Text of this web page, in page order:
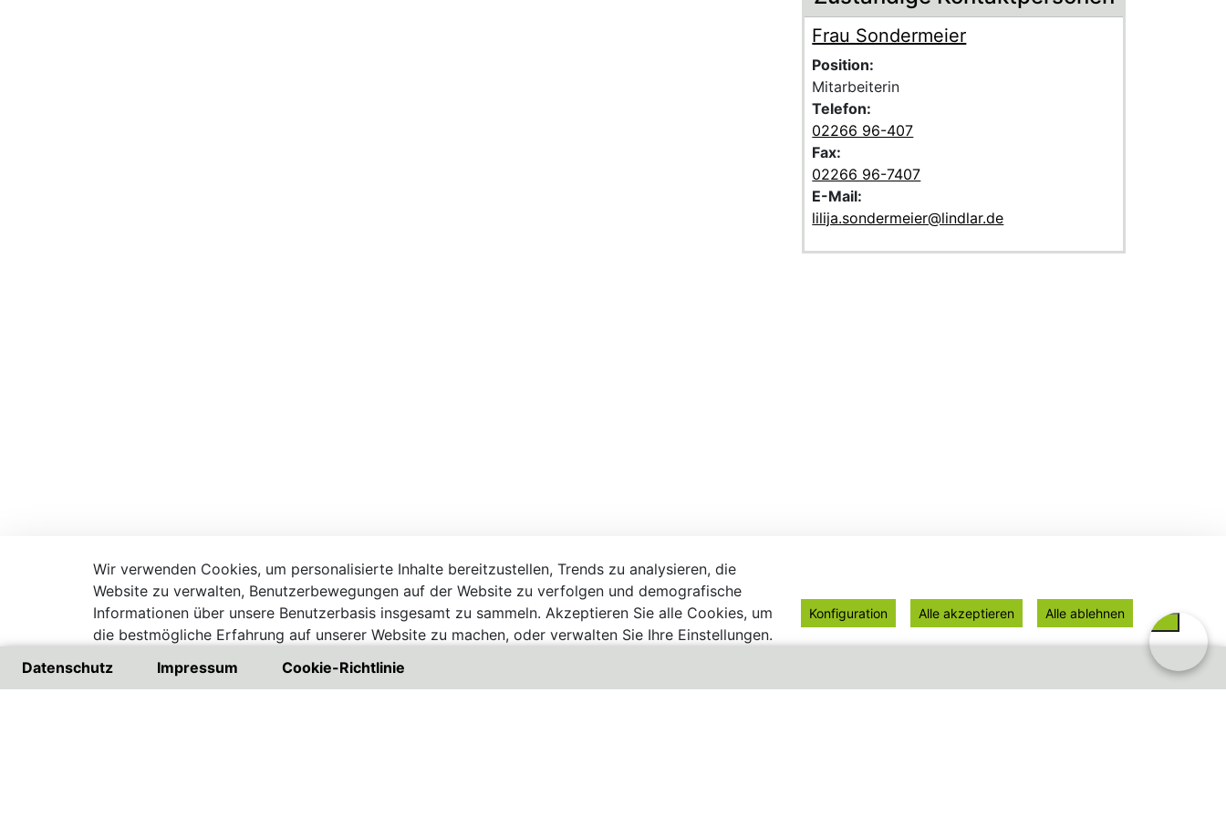
Beschreibung der zuständigen KontaktpersonFrau
Voller Name:
Frau Sondermeier
Position:
Mitarbeiterin
Telefon:
02266 96-407
Fax:
02266 96-7407
E-Mail:
lilija.sondermeier@lindlar.de
Datenschutz Impressum Cookie-Richtlinie
Wir verwenden Cookies, um personalisierte Inhalte bereitzustellen, Trends zu analysieren, die
Website zu verwalten, Benutzerbewegungen auf der Website zu verfolgen und demografische
Informationen über unsere Benutzerbasis insgesamt zu sammeln. Akzeptieren Sie alle Cookies, um
die bestmögliche Erfahrung auf unserer Website zu machen, oder verwalten Sie Ihre Einstellungen.
Besuchen Sie unsere Datenschutzrichtlinie
Konfiguration Alle akzeptieren Alle ablehnen